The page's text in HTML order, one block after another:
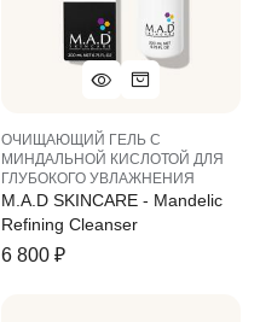
ОЧИЩАЮЩИЙ ГЕЛЬ С
МИНДАЛЬНОЙ КИСЛОТОЙ ДЛЯ
ГЛУБОКОГО УВЛАЖНЕНИЯ
M.A.D SKINCARE - Mandelic
Refining Cleanser
6 800 ₽